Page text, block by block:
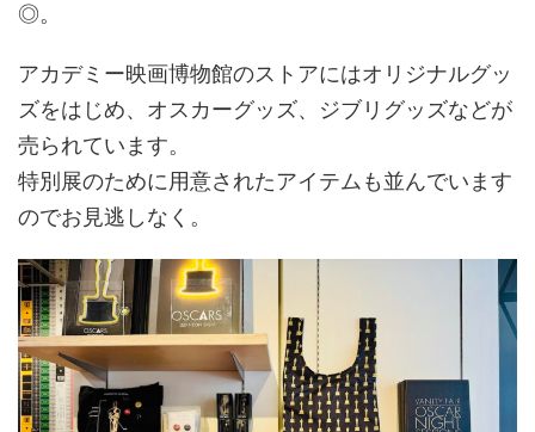
◎。
アカデミー映画博物館のストアにはオリジナルグッ
ズをはじめ、オスカーグッズ、ジブリグッズなどが
売られています。
特別展のために用意されたアイテムも並んでいます
のでお見逃しなく。